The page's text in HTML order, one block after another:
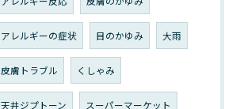
アレルギーの症状 目のかゆみ 大雨
皮膚トラブル くしゃみ
天井ジプトーン スーパーマーケット